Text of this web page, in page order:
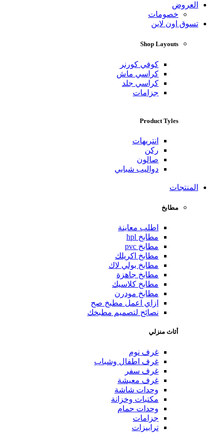
العروض
خصومات
تسوق اون لاين
Shop Layouts
كوفي كورنر
كراسي ماش
كراسي جلد
جزامات
Product Tyles
انتريهات
ركن
صالون
دواليب شبابي
المنتجات
مطابخ
اطلب معاينة
مطابخ hpl
مطابخ pvc
مطابخ اكريلك
مطابخ بولي لاك
مطابخ جاهزة
مطابخ كلاسيك
مطابخ مودرن
ازاي اعمل مطبخ صح
نصائح لتصميم مطبخك
أثاث منزلي
غرف نوم
غرف اطفال وشباب
غرف سفر
غرف معيشة
وحدات شاشة
مكتبات وخزانة
وحدات حمام
جزامات
ترابيزات